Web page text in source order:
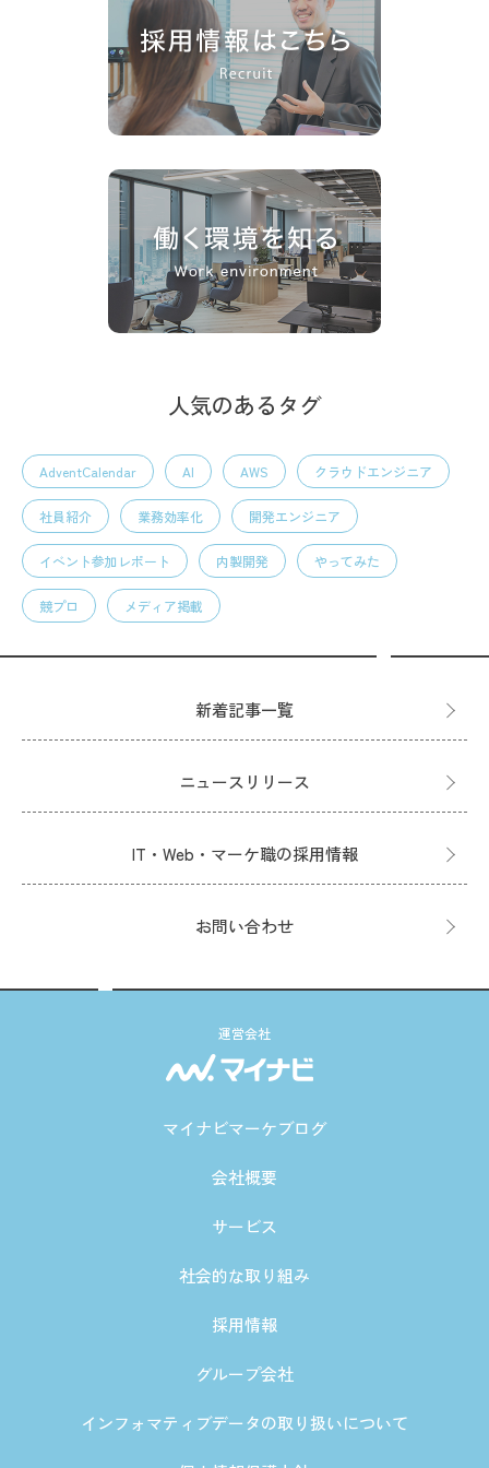
人気のあるタグ
AdventCalendar AI AWS クラウドエンジニア
社員紹介 業務効率化 開発エンジニア
イベント参加レポート 内製開発 やってみた
競プロ メディア掲載
新着記事一覧
ニュースリリース
IT・Web・マーケ職の採用情報
お問い合わせ
運営会社
マイナビマーケブログ
会社概要
サービス
社会的な取り組み
採用情報
グループ会社
インフォマティブデータの取り扱いについて